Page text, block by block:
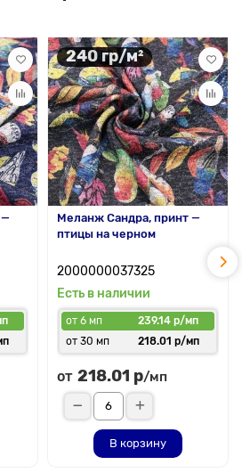
240 гр/м²
Меланж Сандра, принт —
птицы на черном
2000000037325
Есть в наличии
от 6 мп
239.14 р/мп
от 30 мп
218.01 р/мп
от 218.01 р/мп
В корзину